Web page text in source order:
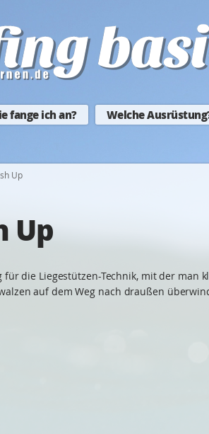
fange ich an? Welche
Up
Up
für die Liegestützen-Technik, mit der man
auf dem Weg nach draußen